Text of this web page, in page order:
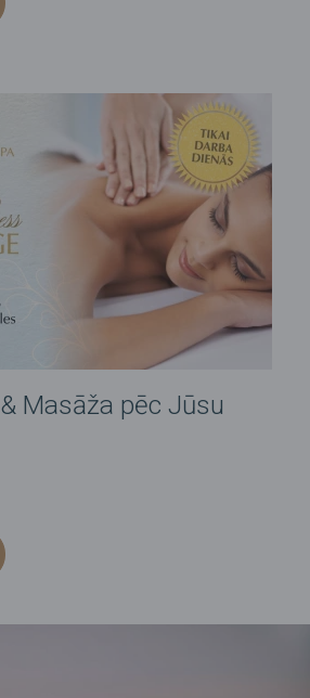
Masāža pēc Jūsu